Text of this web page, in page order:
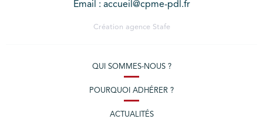
Email : accueil@cpme-pdl.fr
Création agence Stafe
QUI SOMMES-NOUS ?
POURQUOI ADHÉRER ?
ACTUALITÉS